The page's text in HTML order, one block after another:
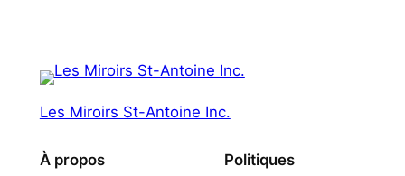
Les Miroirs St-Antoine Inc.
À propos Politiques